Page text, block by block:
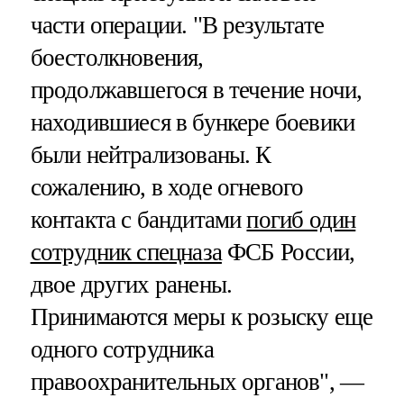
части операции. "В результате
боестолкновения,
продолжавшегося в течение ночи,
находившиеся в бункере боевики
были нейтрализованы. К
сожалению, в ходе огневого
контакта с бандитамипогиб один
сотрудник спецназаФСБ России,
двое других ранены.
Принимаются меры к розыску еще
одного сотрудника
правоохранительных органов", —